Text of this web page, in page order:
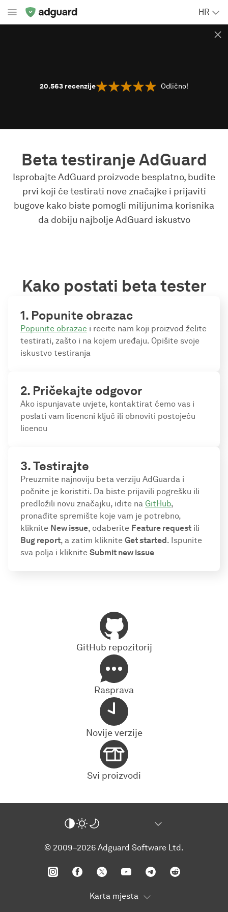
HR
20.563 recenzije Odlično!
Beta testiranje AdGuard
Isprobajte AdGuard proizvode besplatno, budite
prvi koji će testirati nove značajke i prijaviti
bugove kako biste pomogli milijunima korisnika
da dobiju najbolje AdGuard iskustvo
Kako postati beta tester
1. Popunite obrazac
Popunite obrazac i recite nam koji proizvod želite
testirati, zašto i na kojem uređaju. Opišite svoje
iskustvo testiranja
2. Pričekajte odgovor
Ako ispunjavate uvjete, kontaktirat ćemo vas i
poslati vam licencni ključ ili obnoviti postojeću
licencu
3. Testirajte
Preuzmite najnoviju beta verziju AdGuarda i
počnite je koristiti. Da biste prijavili pogrešku ili
predložili novu značajku, idite na GitHub,
pronađite spremište koje vam je potrebno,
kliknite New issue, odaberite Feature request ili
Bug report, a zatim kliknite Get started. Ispunite
sva polja i kliknite Submit new issue
GitHub repozitorij
Rasprava
Novije verzije
Svi proizvodi
© 2009–2026 Adguard Software Ltd.
Karta mjesta